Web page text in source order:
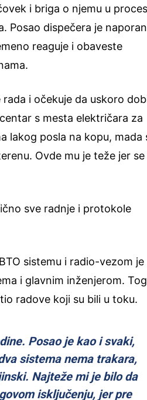
i briga o njemu u
Posao dispečera je
reaguje i obaveste
i očekuje da uskoro
s mesta električara za
lakog posla na kopu, mada
Ovde mu je teže jer se
sve radnje i protokole
sistemu i radio-vezom je
i glavnim inženjerom. Tog
radove koji su bili u toku.
Posao je kao i svaki,
sistema nema trakara,
Najteže mi je bilo da
isključenju, jer pre